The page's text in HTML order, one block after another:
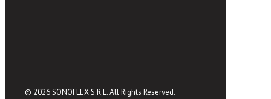
© 2026 SONOFLEX S.R.L. All Rights Reserved.